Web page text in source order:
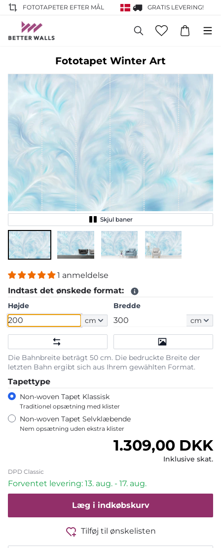
FOTOTAPETER EFTER MÅL GRATIS LEVERING!
Fototapet Winter Art
Skjul baner
1 anmeldelse
Indtast det ønskede format:
Højde
cm
Bredde
cm
Die Bahnbreite beträgt 50 cm. Die bedruckte Breite der
letzten Bahn ergibt sich aus Ihrem gewählten Format.
Tapettype
Non-woven Tapet Klassisk
Traditionel opsætning med klister
Non-woven Tapet Selvklæbende
Nem opsætning uden ekstra klister
Normalpris
1.309,00 DKK
Inklusive skat.
DPD Classic
Forventet levering: 13. aug. - 17. aug.
Læg i indkøbskurv
Tilføj til ønskelisten